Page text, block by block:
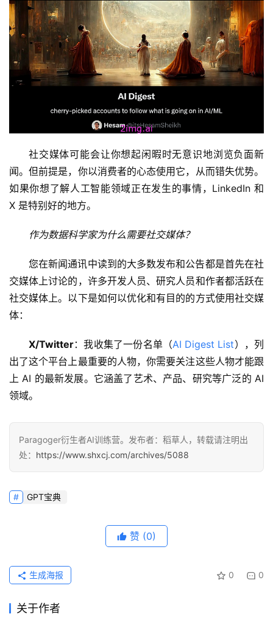
我
们
社交媒体可能会让你想起闲暇时无意识地浏览负面新
闻。但前提是，你以消费者的心态使用它，从而错失优势。
如果你想了解人工智能领域正在发生的事情，LinkedIn 和
X 是特别好的地方。
作为数据科学家为什么需要社交媒体？
您在新闻通讯中读到的大多数发布和公告都是首先在社
交媒体上讨论的，许多开发人员、研究人员和作者都活跃在
社交媒体上。以下是如何以优化和有目的的方式使用社交媒
体：
X/Twitter：我收集了一份名单（AI Digest List），列
出了这个平台上最重要的人物，你需要关注这些人物才能跟
上 AI 的最新发展。它涵盖了艺术、产品、研究等广泛的 AI
领域。
Paragoger衍生者AI训练营。发布者：稻草人，转载请注明出
处： https://www.shxcj.com/archives/5088
GPT宝典
赞 (0)
0 0
生成海报
关于作者